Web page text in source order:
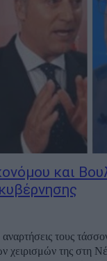
και
τους
χειρισμών της στη